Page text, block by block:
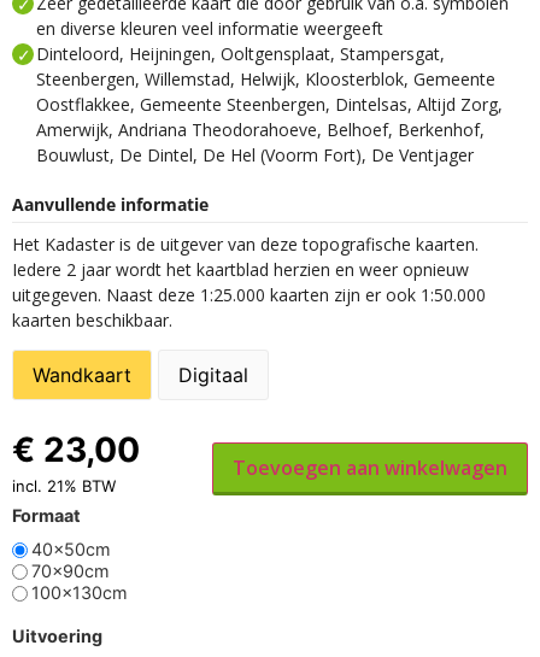
en diverse kleuren veel informatie weergeeft
Dinteloord, Heijningen, Ooltgensplaat, Stampersgat,
Steenbergen, Willemstad, Helwijk, Kloosterblok, Gemeente
Oostflakkee, Gemeente Steenbergen, Dintelsas, Altijd Zorg,
Amerwijk, Andriana Theodorahoeve, Belhoef, Berkenhof,
Bouwlust, De Dintel, De Hel (Voorm Fort), De Ventjager
Aanvullende informatie
Het Kadaster is de uitgever van deze topografische kaarten.
Iedere 2 jaar wordt het kaartblad herzien en weer opnieuw
uitgegeven. Naast deze 1:25.000 kaarten zijn er ook 1:50.000
kaarten beschikbaar.
Wandkaart Digitaal
Formaat
40x50cm
70x90cm
100x130cm
Uitvoering
€ 23,00
incl. 21% BTW
Toevoegen aan winkelwagen